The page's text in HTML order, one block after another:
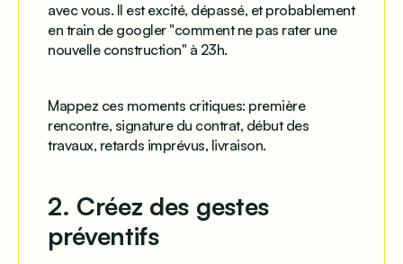
avec vous. Il est excité, dépassé, et probablement
en train de googler "comment ne pas rater une
nouvelle construction" à 23h.
Mappez ces moments critiques: première
rencontre, signature du contrat, début des
travaux, retards imprévus, livraison.
2. Créez des gestes
préventifs